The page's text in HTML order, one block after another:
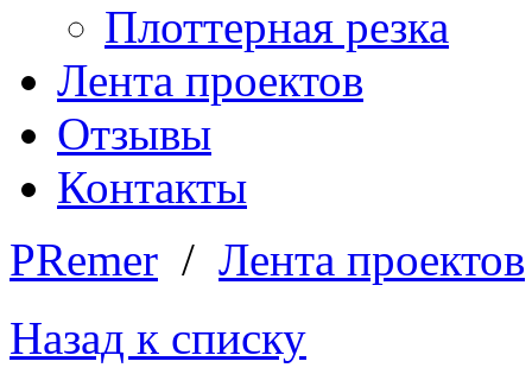
Плоттерная резка
Лента проектов
Отзывы
Контакты
PRemer / Лента проектов
Назад к списку